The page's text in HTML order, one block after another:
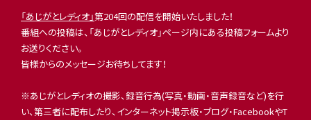
「あじがとレディオ」第204回の配信を開始いたしました！
番組への投稿は、「あじがとレディオ」ページ内にある投稿フォームより
お送りください。
皆様からのメッセージお待ちしてます！
※あじがとレディオの撮影、録音行為(写真・動画・音声録音など)を行
い、第三者に配布したり、インターネット掲示板・ブログ・FacebookやT